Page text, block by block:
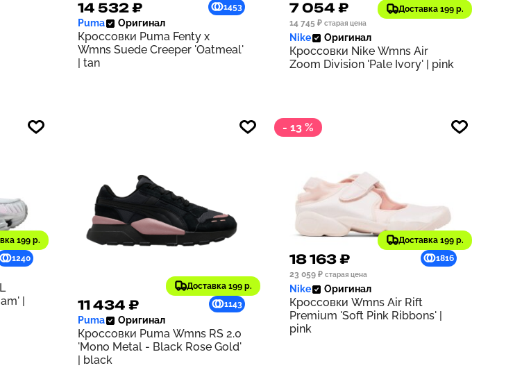
14 532 ₽ 1453
Puma Оригинал
Кроссовки Puma Fenty x
Wmns Suede Creeper 'Oatmeal'
| tan
Доставка 199 р.
7 054 ₽
705
14 745 ₽ старая цена
Nike Оригинал
Кроссовки Nike Wmns Air
Zoom Division 'Pale Ivory' | pink
199 р.
1240
|
Доставка 199 р.
11 434 ₽ 1143
Puma Оригинал
Кроссовки Puma Wmns RS 2.0
'Mono Metal - Black Rose Gold'
| black
- 13 %
Доставка 199 р.
18 163 ₽
1816
23 059 ₽ старая цена
Nike Оригинал
Кроссовки Wmns Air Rift
Premium 'Soft Pink Ribbons' |
pink